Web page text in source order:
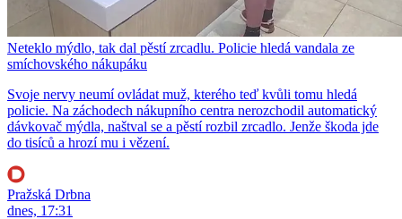
Neteklo mýdlo, tak dal pěstí zrcadlu. Policie hledá vandala ze
smíchovského nákupáku
Svoje nervy neumí ovládat muž, kterého teď kvůli tomu hledá
policie. Na záchodech nákupního centra nerozchodil automatický
dávkovač mýdla, naštval se a pěstí rozbil zrcadlo. Jenže škoda jde
do tisíců a hrozí mu i vězení.
Pražská Drbna
dnes, 17:31